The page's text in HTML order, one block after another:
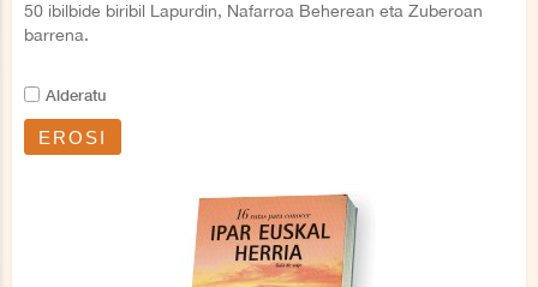
50 ibilbide biribil Lapurdin, Nafarroa Beherean eta Zuberoan
barrena.
Alderatu
EROSI